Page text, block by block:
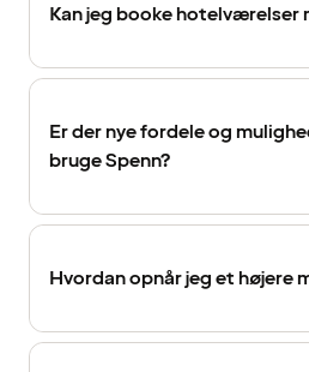
Kan jeg booke hotelværelser
Er der nye fordele og
bruge Spenn?
Hvordan opnår jeg et højere